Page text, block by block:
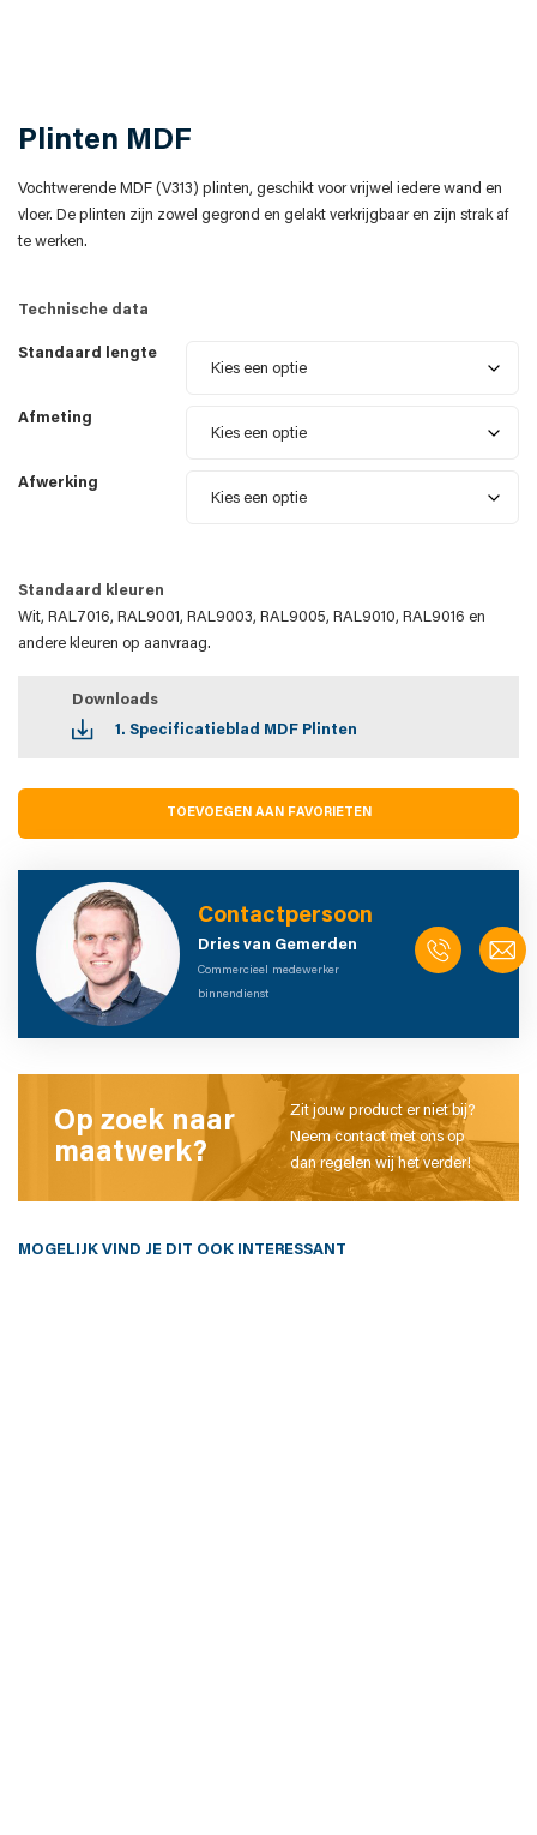
Plinten MDF
Vochtwerende MDF (V313) plinten, geschikt voor vrijwel iedere wand en
vloer. De plinten zijn zowel gegrond en gelakt verkrijgbaar en zijn strak af
te werken.
Technische data
Standaard lengte
Afmeting
Afwerking
Standaard kleuren
Wit, RAL7016, RAL9001, RAL9003, RAL9005, RAL9010, RAL9016 en
andere kleuren op aanvraag.
Downloads
1. Specificatieblad MDF Plinten
TOEVOEGEN AAN FAVORIETEN
Contactpersoon
Dries van Gemerden
Commercieel medewerker
binnendienst
Op zoek naar
maatwerk?
Zit jouw product er niet bij?
Neem contact met ons op
dan regelen wij het verder!
MOGELIJK VIND JE DIT OOK INTERESSANT